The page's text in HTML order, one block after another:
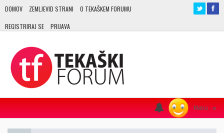
DOMOV ZEMLJEVID STRANI O TEKAŠKEM FORUMU
REGISTRIRAJ SE PRIJAVA
Menu ≡